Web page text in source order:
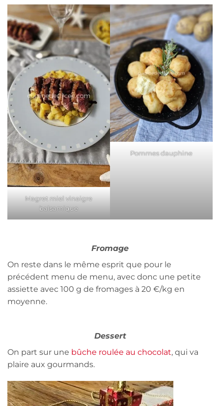
Magret miel vinaigre
balsamique
Pommes dauphine
Fromage
On reste dans le même esprit que pour le
précédent menu de menu, avec donc une petite
assiette avec 100 g de fromages à 20 €/kg en
moyenne.
Dessert
On part sur une bûche roulée au chocolat, qui va
plaire aux gourmands.